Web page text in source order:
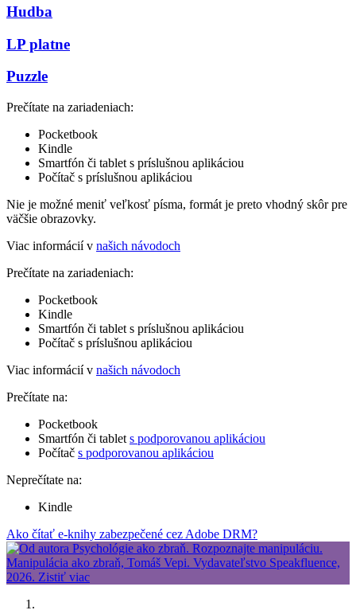
Hudba
LP platne
Puzzle
Prečítate na zariadeniach:
Pocketbook
Kindle
Smartfón či tablet s príslušnou aplikáciou
Počítač s príslušnou aplikáciou
Nie je možné meniť veľkosť písma, formát je preto vhodný skôr pre
väčšie obrazovky.
Viac informácií v našich návodoch
Prečítate na zariadeniach:
Pocketbook
Kindle
Smartfón či tablet s príslušnou aplikáciou
Počítač s príslušnou aplikáciou
Viac informácií v našich návodoch
Prečítate na:
Pocketbook
Smartfón či tablet s podporovanou aplikáciou
Počítač s podporovanou aplikáciou
Neprečítate na:
Kindle
Ako čítať e-knihy zabezpečené cez Adobe DRM?